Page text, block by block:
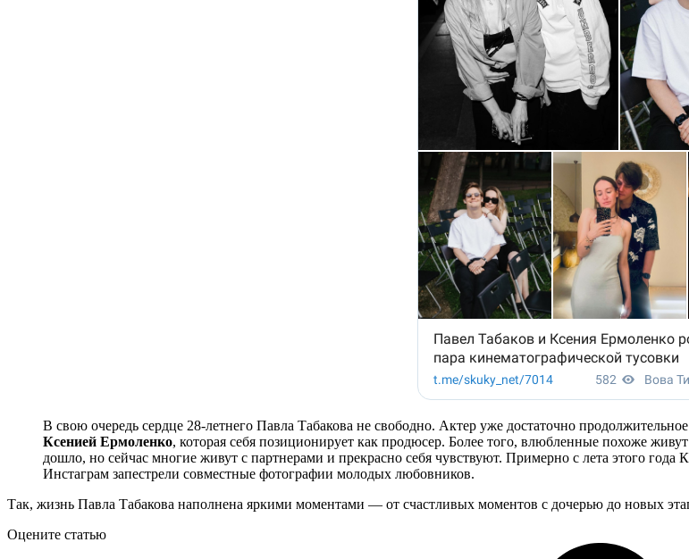
В свою очередь сердце 28-летнего Павла Табакова не свободно. Актер уже достаточно
Ксенией Ермоленко, которая себя позиционирует как продюсер. Более того, влюбленные похоже
дошло, но сейчас многие живут с партнерами и прекрасно себя чувствуют. Примерно с лета этого года
Инстаграм запестрели совместные фотографии молодых любовников.
Так, жизнь Павла Табакова наполнена яркими моментами — от счастливых моментов с дочерью до новых
Оцените статью